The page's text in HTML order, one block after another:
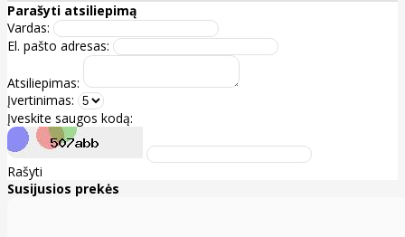
Parašyti atsiliepimą
Vardas:
El. pašto adresas:
Atsiliepimas:
Įvertinimas:
Įveskite saugos kodą:
Rašyti
Susijusios prekės